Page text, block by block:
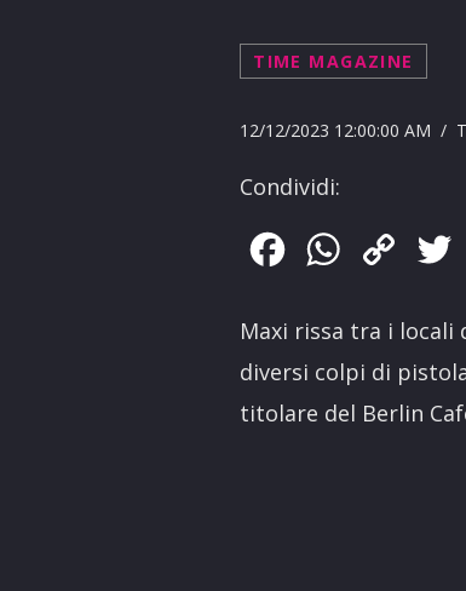
TIME MAGAZINE
12/12/2023 12:00:00 AM /
Condividi:
FacebookWhatsApp
Copy
Maxi rissa tra i locali
diversi colpi di
titolare del Berlin